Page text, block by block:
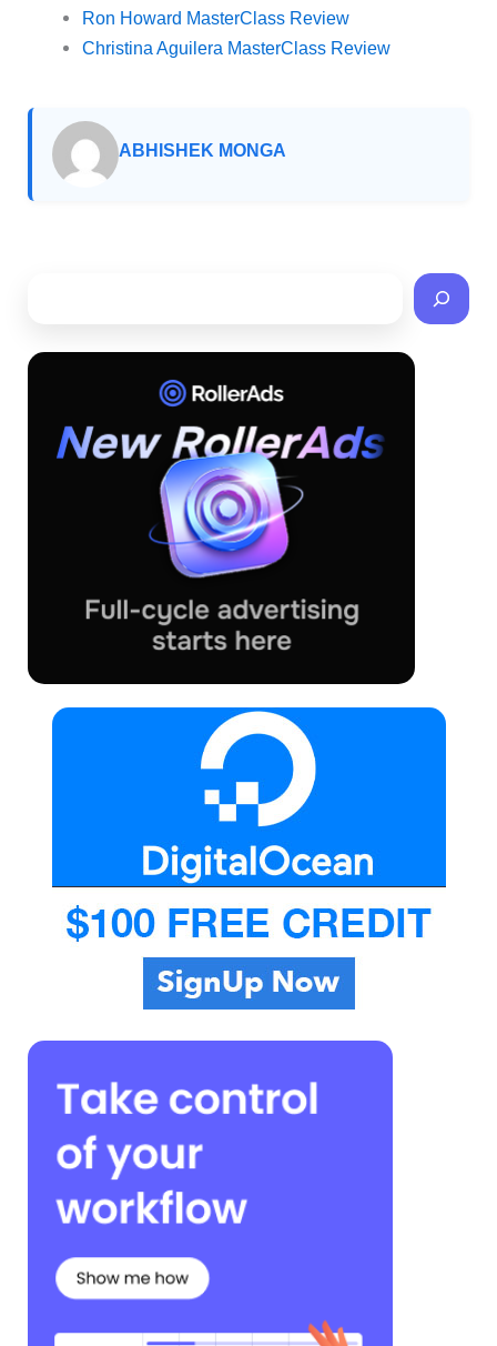
Ron Howard MasterClass Review
Christina Aguilera MasterClass Review
ABHISHEK MONGA